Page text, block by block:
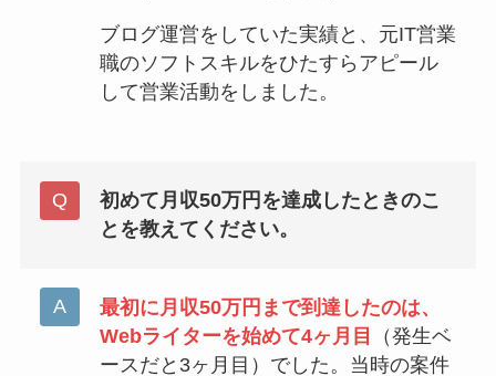
ブログ運営をしていた実績と、元IT営業
職のソフトスキルをひたすらアピール
して営業活動をしました。
初めて月収50万円を達成したときのこ
とを教えてください。
最初に月収50万円まで到達したのは、
Webライターを始めて4ヶ月目
（発生ベ
ースだと3ヶ月目）でした。当時の案件